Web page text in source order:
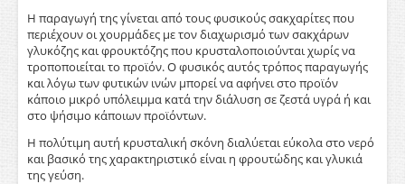
Η παραγωγή της γίνεται από τους φυσικούς σακχαρίτες που
περιέχουν οι χουρμάδες με τον διαχωρισμό των σακχάρων
γλυκόζης και φρουκτόζης που κρυσταλοποιούνται χωρίς να
τροποποιείται το προϊόν. Ο φυσικός αυτός τρόπος παραγωγής
και λόγω των φυτικών ινών μπορεί να αφήνει στο προϊόν
κάποιο μικρό υπόλειμμα κατά την διάλυση σε ζεστά υγρά ή και
στο ψήσιμο κάποιων προϊόντων.
Η πολύτιμη αυτή κρυσταλική σκόνη διαλύεται εύκολα στο νερό
και βασικό της χαρακτηριστικό είναι η φρουτώδης και γλυκιά
της γεύση.